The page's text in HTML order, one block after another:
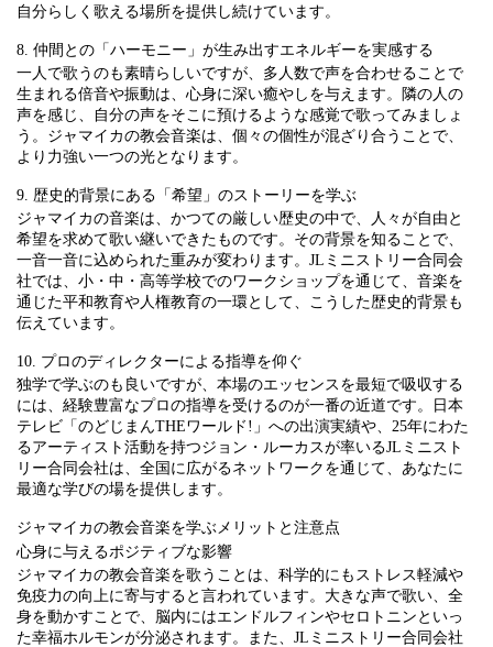
自分らしく歌える場所を提供し続けています。
8. 仲間との「ハーモニー」が生み出すエネルギーを実感する
一人で歌うのも素晴らしいですが、多人数で声を合わせることで
生まれる倍音や振動は、心身に深い癒やしを与えます。隣の人の
声を感じ、自分の声をそこに預けるような感覚で歌ってみましょ
う。ジャマイカの教会音楽は、個々の個性が混ざり合うことで、
より力強い一つの光となります。
9. 歴史的背景にある「希望」のストーリーを学ぶ
ジャマイカの音楽は、かつての厳しい歴史の中で、人々が自由と
希望を求めて歌い継いできたものです。その背景を知ることで、
一音一音に込められた重みが変わります。JLミニストリー合同会
社では、小・中・高等学校でのワークショップを通じて、音楽を
通じた平和教育や人権教育の一環として、こうした歴史的背景も
伝えています。
10. プロのディレクターによる指導を仰ぐ
独学で学ぶのも良いですが、本場のエッセンスを最短で吸収する
には、経験豊富なプロの指導を受けるのが一番の近道です。日本
テレビ「のどじまんTHEワールド!」への出演実績や、25年にわた
るアーティスト活動を持つジョン・ルーカスが率いるJLミニスト
リー合同会社は、全国に広がるネットワークを通じて、あなたに
最適な学びの場を提供します。
ジャマイカの教会音楽を学ぶメリットと注意点
心身に与えるポジティブな影響
ジャマイカの教会音楽を歌うことは、科学的にもストレス軽減や
免疫力の向上に寄与すると言われています。大きな声で歌い、全
身を動かすことで、脳内にはエンドルフィンやセロトニンといっ
た幸福ホルモンが分泌されます。また、JLミニストリー合同会社